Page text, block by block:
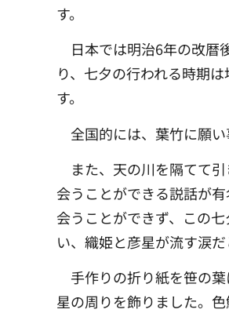
す。
日本では明治6年の改暦
り、七夕の行われる時期
す。
全国的には、葉竹に願い
また、天の川を隔てて
会うことができる説話が
会うことができず、この
い、織姫と彦星が流す涙だ
手作りの折り紙を笹の
星の周りを飾りました。